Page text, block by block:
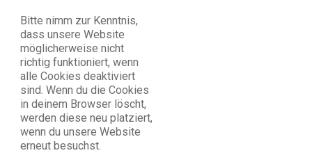
Bitte nimm zur Kenntnis,
dass unsere Website
möglicherweise nicht
richtig funktioniert, wenn
alle Cookies deaktiviert
sind. Wenn du die Cookies
in deinem Browser löscht,
werden diese neu platziert,
wenn du unsere Website
erneut besuchst.